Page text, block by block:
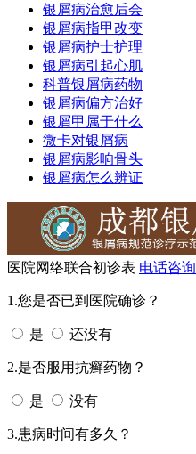
银屑病治愈后会
银屑病指甲改变
银屑病护士护理
银屑病引起心肌
科普银屑病药物
银屑病偏方治好
银屑甲属于什么
微卡对银屑病
银屑病影响骨头
银屑病怎么辨证
医院网络联合初诊表 电话咨询
1.您是否已到医院确诊？
是 还没有
2.是否服用抗癣药物？
是 没有
3.患病时间有多久？